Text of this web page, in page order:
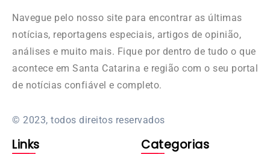
Navegue pelo nosso site para encontrar as últimas
notícias, reportagens especiais, artigos de opinião,
análises e muito mais. Fique por dentro de tudo o que
acontece em Santa Catarina e região com o seu portal
de notícias confiável e completo.
© 2023, todos direitos reservados
Links Categorias